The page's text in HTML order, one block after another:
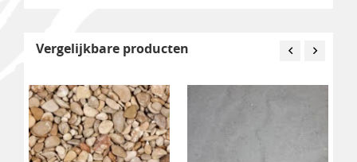
Vergelijkbare producten